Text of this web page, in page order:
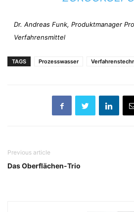
Dr. Andreas Funk, Produktmanager
Verfahrensmittel
TAGS Prozesswasser
Previous article
Das Oberflächen-Trio